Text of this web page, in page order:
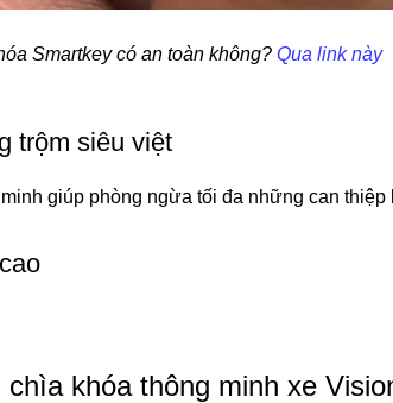
Smartkey có an toàn không? Qua link này
trộm siêu việt
giúp phòng ngừa tối đa những can
khóa thông minh xe